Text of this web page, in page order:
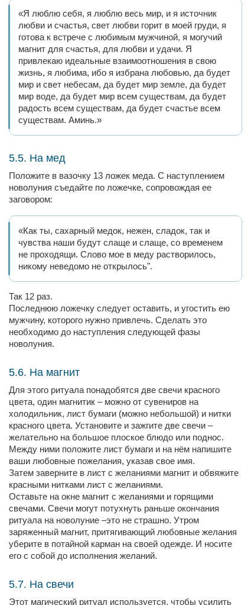
«Я люблю себя, я люблю весь мир, и я источник
любви и счастья, свет любви горит в моей груди, я
готова к встрече с любимым мужчиной, я могучий
магнит для счастья, для любви и удачи. Я
привлекаю идеальные взаимоотношения в свою
жизнь, я любима, ибо я избрана любовью, да будет
мир и свет небесам, да будет мир земле, да будет
мир воде, да будет мир всем существам, да будет
радость всем существам, да будет счастье всем
существам. Аминь.»
5.5. На мед
Положите в вазочку 13 ложек меда. С наступлением
новолуния съедайте по ложечке, сопровождая ее
заговором:
«Как ты, сахарный медок, нежен, сладок, так и
чувства наши будут слаще и слаще, со временем
не проходящи. Слово мое в меду растворилось,
никому неведомо не открылось".
Так 12 раз.
Последнюю ложечку следует оставить, и угостить ею
мужчину, которого нужно привлечь. Сделать это
необходимо до наступления следующей фазы
новолуния.
5.6. На магнит
Для этого ритуала понадобятся две свечи красного
цвета, один магнитик – можно от сувениров на
холодильник, лист бумаги (можно небольшой) и нитки
красного цвета. Установите и зажгите две свечи –
желательно на большое плоское блюдо или поднос.
Между ними положите лист бумаги и на нём напишите
ваши любовные пожелания, указав свое имя.
Затем заверните в лист с желаниями магнит и обвяжите
красными нитками лист с желаниями.
Оставьте на окне магнит с желаниями и горящими
свечами. Свечи могут потухнуть раньше окончания
ритуала на новолуние –это не страшно. Утром
заряженный магнит, притягивающий любовные желания
уберите в потайной карман на своей одежде. И носите
его с собой до исполнения желаний.
5.7. На свечи
Этот магический ритуал используется, чтобы усилить